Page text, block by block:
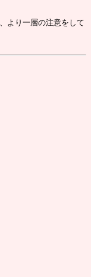
より一層の注意をして